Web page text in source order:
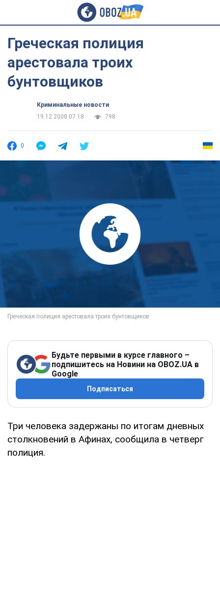
Греческая полиция
арестовала троих
бунтовщиков
Криминальные новости
19.12.2008 07:18
798
0
Будьте первыми в курсе главного –
подпишитесь на Новини на OBOZ.UA в
Google
Подписаться
Три человека задержаны по итогам дневных
столкновений в Афинах, сообщила в четверг
полиция.